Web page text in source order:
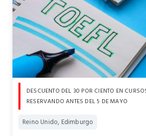
DESCUENTO DEL 30 POR CIENTO EN
RESERVANDO ANTES DEL 5 DE MAYO
Reino Unido, Edimburgo